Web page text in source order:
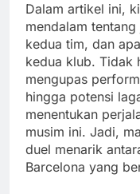
Dalam artikel ini,
mendalam
kedua tim, dan
kedua klub. Tidak
mengupas
hingga potensi
menentukan
musim ini. Jadi,
duel menarik
Barcelona yang